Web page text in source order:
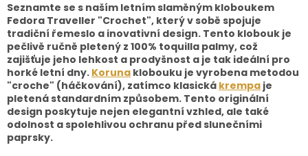
Seznamte se s naším letním slaměným kloboukem
Fedora Traveller "Crochet", který v sobě spojuje
tradiční řemeslo a inovativní design. Tento klobouk je
pečlivě ručně pletený z 100% toquilla palmy, což
zajišťuje jeho lehkost a prodyšnost a je tak ideální pro
horké letní dny. Koruna klobouku je vyrobena metodou
"croche" (háčkování), zatímco klasická krempa je
pletená standardním způsobem. Tento originální
design poskytuje nejen elegantní vzhled, ale také
odolnost a spolehlivou ochranu před slunečními
paprsky.